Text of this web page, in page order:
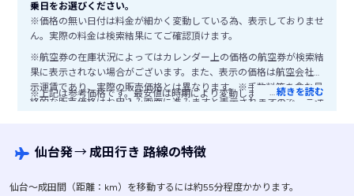
乗日をお選びください。
※価格の無い日付は料金が細かく変動している為、表示しておりませ
ん。実際の料金は検索結果にてご確認頂けます。
※航空券の在庫状況によってはカレンダー上の価格の航空券が検索結
果に表示されない場合がございます。また、表示の価格は航空会社公
示運賃であり、実際の販売価格とは異なります。※手数料等を含む最
終的な販売価格はお申込み画面に進みますと表示されますので、ご注
※上記は参考価格です。最安値は時期により変動します。
…続きを読む
仙台発→成田行き 路線の特徴
仙台〜成田間（距離：km）を移動するには約55分程度かかります。